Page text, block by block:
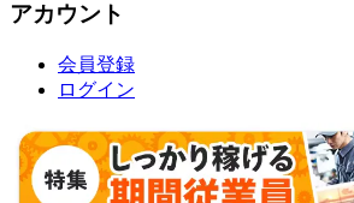
アカウント
会員登録
ログイン